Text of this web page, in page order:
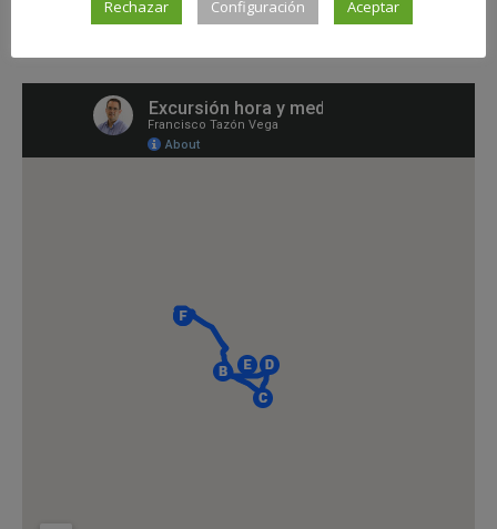
principales puntos de interés que hemos visitado
Rechazar Configuración Aceptar